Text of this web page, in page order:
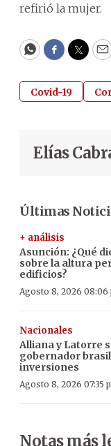
refirió la mujer.
WhatsApp
Facebook
Covid-19
Elías
Últimas
+ análisis
Asunción: ¿Qué
sobre la altura
edificios?
Agosto 8, 2026 08:06
Nacionales
Alliana y Latorre
gobernador
inversiones
Agosto 8, 2026 07:35
Notas más